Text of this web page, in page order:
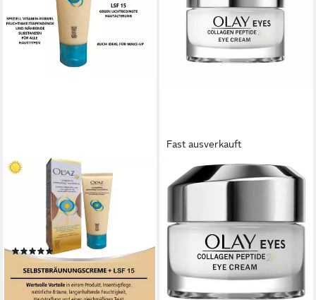
OLAZ
Selbstbräunungscreme Total
Complete Everyday Sunshine
40ml Gesicht
Selbstbräunungscreme, 1-tlg.
(1)
UVP29,99 €
(49,78 €/ 100 ml)
-34%
Fast ausverkauft
OLAY
Augencreme Regenerist
Cream
(2.672,67 €/ 1 l)
lieferbar in 3 Wochen